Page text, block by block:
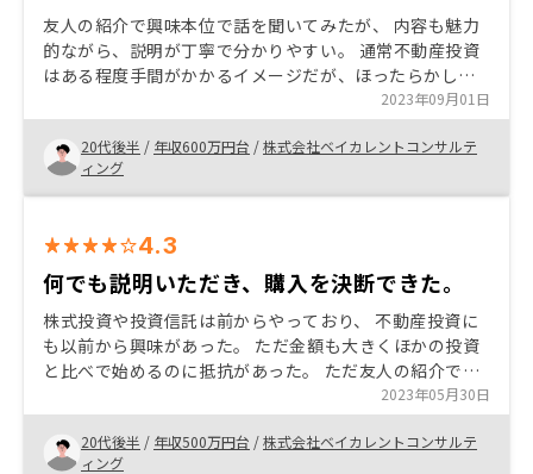
友人の紹介で興味本位で話を聞いてみたが、 内容も魅力
的ながら、説明が丁寧で分かりやすい。 通常不動産投資
はある程度手間がかかるイメージだが、ほったらかしで
年〇〇万円の不労所得をコンセプトにしているところも
あり 購入後の手間もそれほどなさそうなところも非常に
よかった。
2023年09月01日
20代後半 / 年収600万円台 /株式会社ベイカレントコンサルテ
ィング
4.3
何でも説明いただき、購入を決断できた。
株式投資や投資信託は前からやっており、 不動産投資に
も以前から興味があった。 ただ金額も大きくほかの投資
と比べで始めるのに抵抗があった。 ただ友人の紹介で担
当者を紹介いただき、 色々と説明いただく中で、不動産
投資への懸念も和らいだため、これを機に始めてみよう
と思った。
2023年05月30日
20代後半 / 年収500万円台 /株式会社ベイカレントコンサルテ
ィング